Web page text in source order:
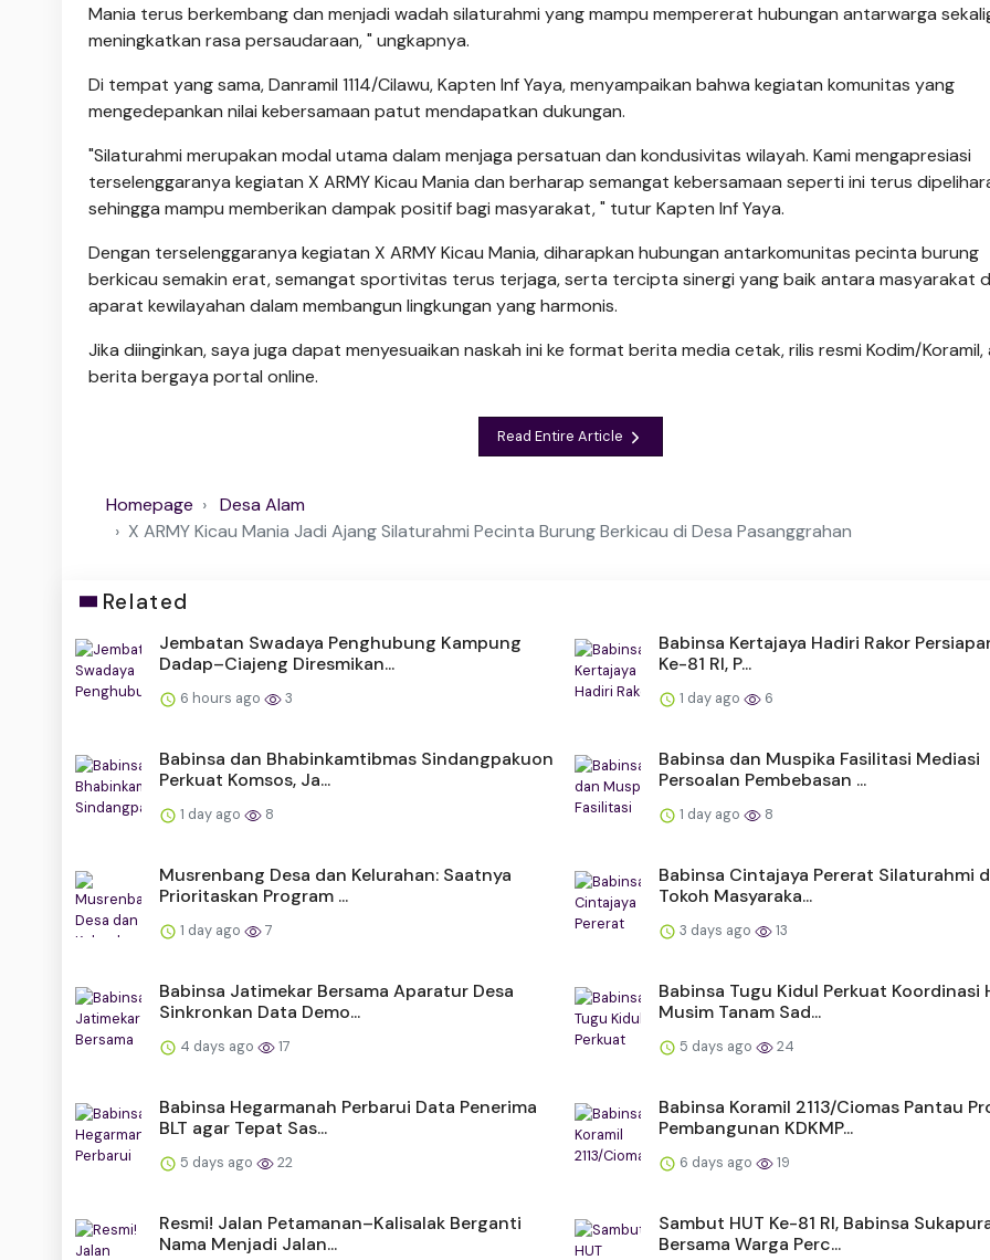
Mania terus berkembang dan menjadi wadah silaturahmi yang mampu mempererat hubungan antarwarga
meningkatkan rasa persaudaraan, " ungkapnya.
Di tempat yang sama, Danramil 1114/Cilawu, Kapten Inf Yaya, menyampaikan bahwa kegiatan komunitas yang
mengedepankan nilai kebersamaan patut mendapatkan dukungan.
"Silaturahmi merupakan modal utama dalam menjaga persatuan dan kondusivitas wilayah. Kami mengapresiasi
terselenggaranya kegiatan X ARMY Kicau Mania dan berharap semangat kebersamaan seperti ini terus
sehingga mampu memberikan dampak positif bagi masyarakat, " tutur Kapten Inf Yaya.
Dengan terselenggaranya kegiatan X ARMY Kicau Mania, diharapkan hubungan antarkomunitas pecinta burung
berkicau semakin erat, semangat sportivitas terus terjaga, serta tercipta sinergi yang baik antara masyarakat
aparat kewilayahan dalam membangun lingkungan yang harmonis.
Jika diinginkan, saya juga dapat menyesuaikan naskah ini ke format berita media cetak, rilis resmi Kodim/Koramil,
berita bergaya portal online.
Read Entire Article
Homepage
Desa Alam
X ARMY Kicau Mania Jadi Ajang Silaturahmi Pecinta Burung Berkicau di Desa Pasanggrahan
Related
Jembatan Swadaya Penghubung Kampung
Dadap–Ciajeng Diresmikan...
6 hours ago 3
Babinsa Kertajaya Hadiri Rakor
Ke-81 RI, P...
1 day ago 6
Babinsa dan Bhabinkamtibmas Sindangpakuon
Perkuat Komsos, Ja...
1 day ago 8
Babinsa dan Muspika Fasilitasi Mediasi
Persoalan Pembebasan ...
1 day ago 8
Musrenbang Desa dan Kelurahan: Saatnya
Prioritaskan Program ...
1 day ago 7
Babinsa Cintajaya Pererat Silaturahmi
Tokoh Masyaraka...
3 days ago 13
Babinsa Jatimekar Bersama Aparatur Desa
Sinkronkan Data Demo...
4 days ago 17
Babinsa Tugu Kidul Perkuat Koordinasi
Musim Tanam Sad...
5 days ago 24
Babinsa Hegarmanah Perbarui Data Penerima
BLT agar Tepat Sas...
5 days ago 22
Babinsa Koramil 2113/Ciomas Pantau
Pembangunan KDKMP...
6 days ago 19
Resmi! Jalan Petamanan–Kalisalak Berganti
Nama Menjadi Jalan...
Sambut HUT Ke-81 RI, Babinsa
Bersama Warga Perc...